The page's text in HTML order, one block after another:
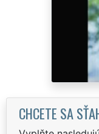
CHCETE SA